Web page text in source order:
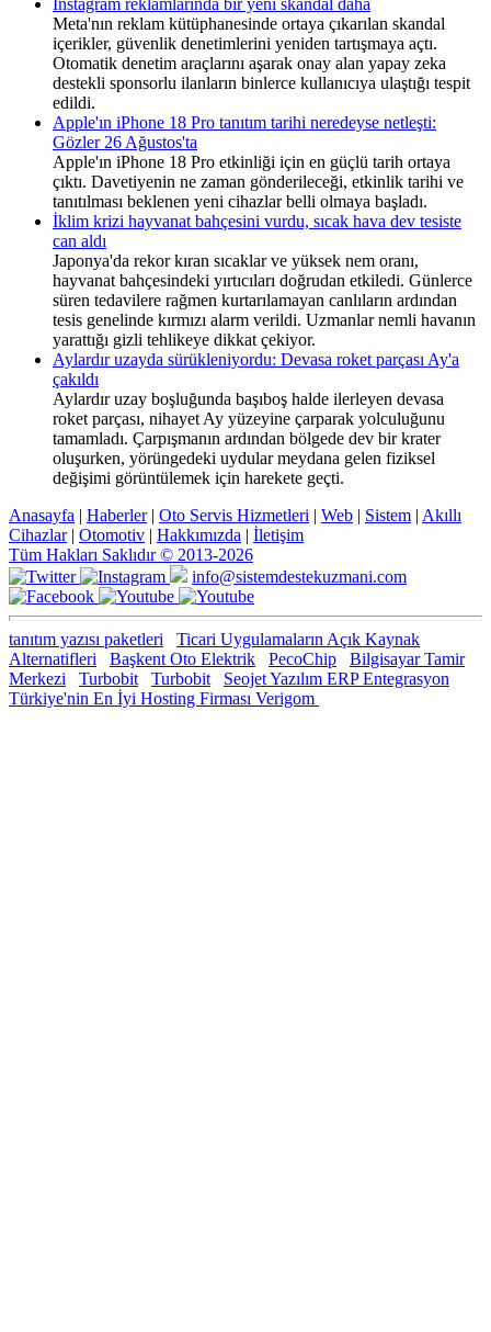
Meta'nın reklam kütüphanesinde ortaya çıkarılan skandal
içerikler, güvenlik denetimlerini yeniden tartışmaya açtı.
Otomatik denetim araçlarını aşarak onay alan yapay zeka
destekli sponsorlu ilanların binlerce kullanıcıya ulaştığı tespit
edildi.
Apple'ın iPhone 18 Pro tanıtım tarihi neredeyse netleşti:
Gözler 26 Ağustos'ta
Apple'ın iPhone 18 Pro etkinliği için en güçlü tarih ortaya
çıktı. Davetiyenin ne zaman gönderileceği, etkinlik tarihi ve
tanıtılması beklenen yeni cihazlar belli olmaya başladı.
İklim krizi hayvanat bahçesini vurdu, sıcak hava dev tesiste
can aldı
Japonya'da rekor kıran sıcaklar ve yüksek nem oranı,
hayvanat bahçesindeki yırtıcıları doğrudan etkiledi. Günlerce
süren tedavilere rağmen kurtarılamayan canlıların ardından
tesis genelinde kırmızı alarm verildi. Uzmanlar nemli havanın
yarattığı gizli tehlikeye dikkat çekiyor.
Aylardır uzayda sürükleniyordu: Devasa roket parçası Ay'a
çakıldı
Aylardır uzay boşluğunda başıboş halde ilerleyen devasa
roket parçası, nihayet Ay yüzeyine çarparak yolculuğunu
tamamladı. Çarpışmanın ardından bölgede dev bir krater
oluşurken, yörüngedeki uydular meydana gelen fiziksel
değişimi görüntülemek için harekete geçti.
Anasayfa | Haberler| Oto Servis Hizmetleri | Web | Sistem | Akıllı
Cihazlar| Otomotiv | Hakkımızda | İletişim
Tüm Hakları Saklıdır © 2013-2026
info@sistemdestekuzmani.com
tanıtım yazısı paketleri
Ticari Uygulamaların Açık Kaynak
Alternatifleri
Başkent Oto Elektrik PecoChip
Bilgisayar Tamir
Merkezi
Turbobit Turbobit
Seojet Yazılım ERP Entegrasyon
Türkiye'nin En İyi Hosting Firması Verigom